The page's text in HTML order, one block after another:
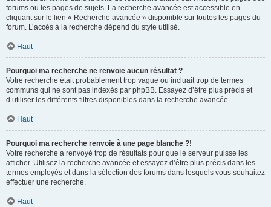
forums ou les pages de sujets. La recherche avancée est accessible en
cliquant sur le lien « Recherche avancée » disponible sur toutes les pages du
forum. L’accès à la recherche dépend du style utilisé.
Haut
Pourquoi ma recherche ne renvoie aucun résultat ?
Votre recherche était probablement trop vague ou incluait trop de termes
communs qui ne sont pas indexés par phpBB. Essayez d’être plus précis et
d’utiliser les différents filtres disponibles dans la recherche avancée.
Haut
Pourquoi ma recherche renvoie à une page blanche ?!
Votre recherche a renvoyé trop de résultats pour que le serveur puisse les
afficher. Utilisez la recherche avancée et essayez d’être plus précis dans les
termes employés et dans la sélection des forums dans lesquels vous souhaitez
effectuer une recherche.
Haut